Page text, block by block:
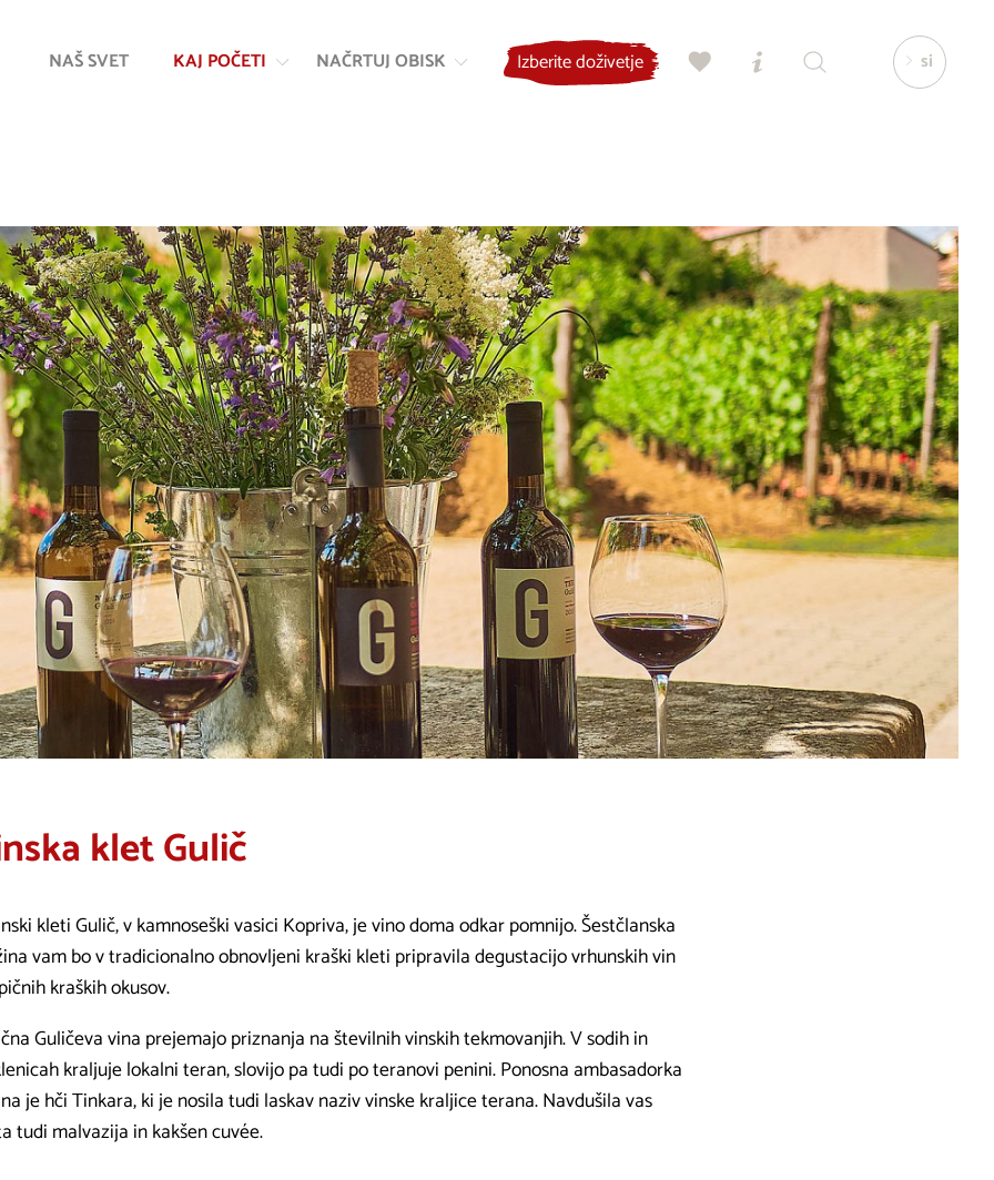
vsebino
NAŠ SVET KAJ POČETI NAČRTUJ OBISK Izberite doživetje si
klet Gulič
kleti Gulič, v kamnoseški vasici Kopriva, je vino doma odkar pomnijo. Šestčlanska
vam bo v tradicionalno obnovljeni kraški kleti pripravila degustacijo vrhunskih vin
kraških okusov.
Guličeva vina prejemajo priznanja na številnih vinskih tekmovanjih. V sodih in
kraljuje lokalni teran, slovijo pa tudi po teranovi penini. Ponosna ambasadorka
je hči Tinkara, ki je nosila tudi laskav naziv vinske kraljice terana. Navdušila vas
tudi malvazija in kakšen cuvée.